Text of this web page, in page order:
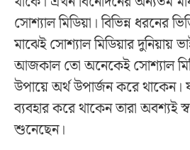
সোশ্যাল মিডিয়া। বিভিন্ন ধরনের
মাঝেই সোশ্যাল মিডিয়ার দুনিয়ায়
আজকাল তো অনেকেই সোশ্যাল
উপায়ে অর্থ উপার্জন করে থাকেন।
ব্যবহার করে থাকেন তারা অবশ্যই
শুনেছেন।